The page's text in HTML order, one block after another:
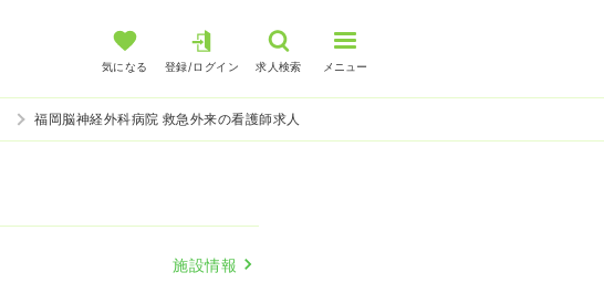
気になる 登録/ログイン 求人検索 メニュー
福岡脳神経外科病院 救急外来の看護師求人
施設情報